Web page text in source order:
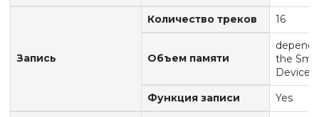
Запись
Количество треков 16
Объем памяти
the
Device
Функция записи
Yes